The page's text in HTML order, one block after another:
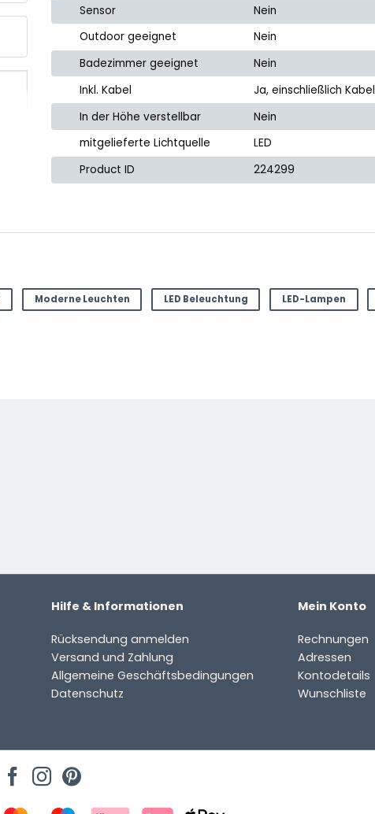
Sensor
Nein
Outdoor geeignet
Nein
Badezimmer geeignet
Nein
Inkl. Kabel
Ja, einschließlich Kabel
In der Höhe verstellbar
Nein
mitgelieferte Lichtquelle
LED
Product ID
224299
Moderne Leuchten LED Beleuchtung LED-Lampen
Hilfe & Informationen
Rücksendung anmelden
Versand und Zahlung
Allgemeine Geschäftsbedingungen
Datenschutz
Mein Konto
Rechnungen
Adressen
Kontodetails
Wunschliste